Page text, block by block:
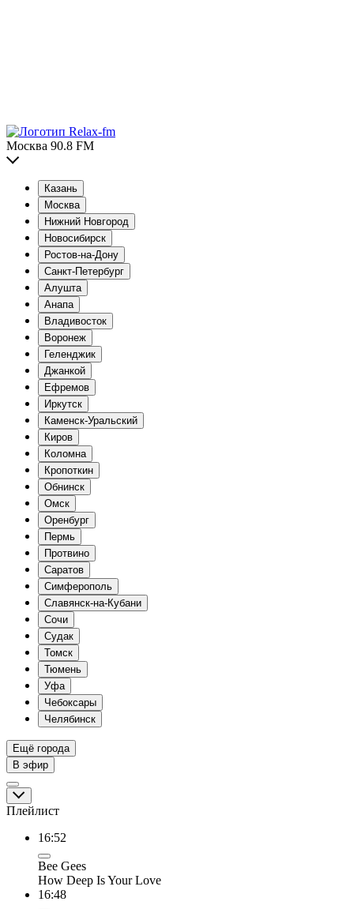
Москва 90.8 FM
Казань
Москва
Нижний Новгород
Новосибирск
Ростов-на-Дону
Санкт-Петербург
Алушта
Анапа
Владивосток
Воронеж
Геленджик
Джанкой
Ефремов
Иркутск
Каменск-Уральский
Киров
Коломна
Кропоткин
Обнинск
Омск
Оренбург
Пермь
Протвино
Саратов
Симферополь
Славянск-на-Кубани
Сочи
Судак
Томск
Тюмень
Уфа
Чебоксары
Челябинск
Ещё города
В эфир
Плейлист
16:52
Bee Gees
How Deep Is Your Love
16:48